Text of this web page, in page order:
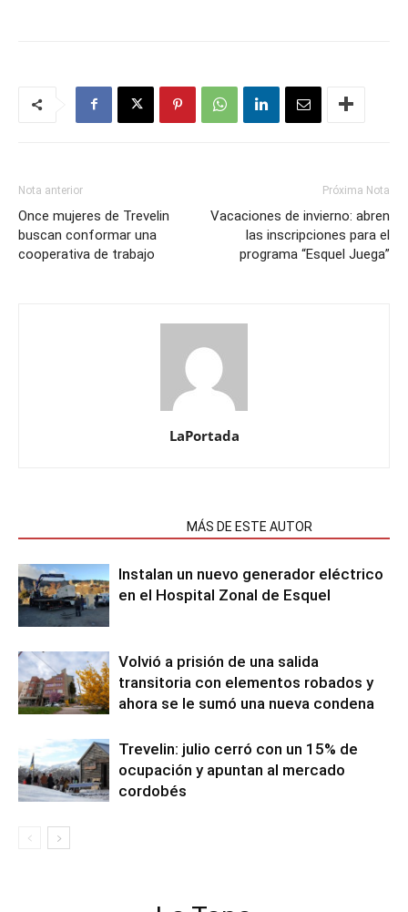
Nota anterior
Once mujeres de Trevelin
buscan conformar una
cooperativa de trabajo
Próxima Nota
Vacaciones de invierno: abren
las inscripciones para el
programa “Esquel Juega”
LaPortada
MÁS DE ESTE AUTOR
Instalan un nuevo generador eléctrico
en el Hospital Zonal de Esquel
Volvió a prisión de una salida
transitoria con elementos robados y
ahora se le sumó una nueva condena
Trevelin: julio cerró con un 15% de
ocupación y apuntan al mercado
cordobés